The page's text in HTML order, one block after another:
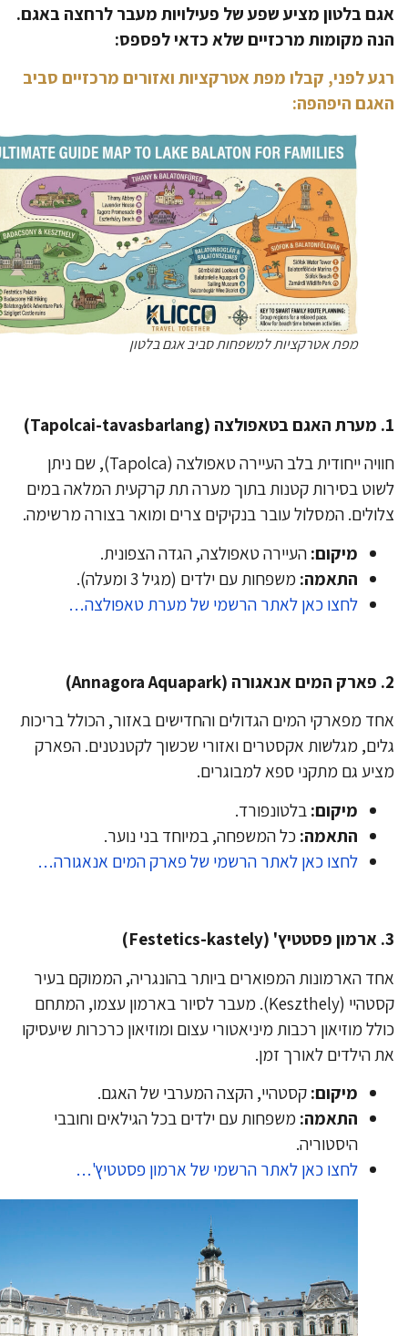
בלטון מציע שפע של פעילויות מעבר לרחצה באגם.
מקומות מרכזיים שלא כדאי לפספס:
לפני, קבלו מפת אטרקציות ואזורים מרכזיים סביב
היפהפה:
מפת אטרקציות למשפחות סביב אגם בלטון
חוויה ייחודית בלב העיירה טאפולצה (Tapolca), שם ניתן
בסירות קטנות בתוך מערה תת קרקעית המלאה במים
המסלול עובר בנקיקים צרים ומואר בצורה מרשימה.
מיקום:העיירה טאפולצה, הגדה הצפונית.
התאמה:משפחות עם ילדים (מגיל 3 ומעלה).
לחצו כאן לאתר הרשמי של מערת טאפולצה…
מפארקי המים הגדולים והחדישים באזור, הכולל בריכות
מגלשות אקסטרים ואזורי שכשוך לקטנטנים. הפארק
גם מתקני ספא למבוגרים.
מיקום:בלטונפורד.
התאמה:כל המשפחה, במיוחד בני נוער.
לחצו כאן לאתר הרשמי של פארק המים אנאגורה…
הארמונות המפוארים ביותר בהונגריה, הממוקם בעיר
קסטהיי (Keszthely). מעבר לסיור בארמון עצמו, המתחם
מוזיאון רכבות מיניאטורי עצום ומוזיאון כרכרות שיעסיקו
הילדים לאורך זמן.
מיקום:קסטהיי, הקצה המערבי של האגם.
התאמה:משפחות עם ילדים בכל הגילאים וחובבי
היסטוריה.
לחצו כאן לאתר הרשמי של ארמון פסטטיץ'…